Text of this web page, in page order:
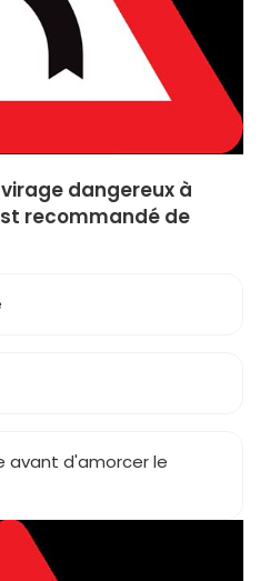
dangereux à
recommandé de
avant d'amorcer le